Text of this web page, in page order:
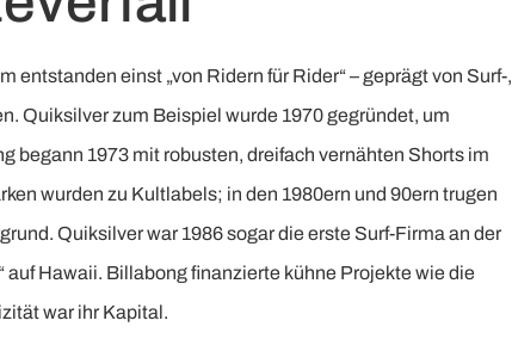
einst „von Ridern für Rider“ – geprägt von Surf-,
Quiksilver zum Beispiel wurde 1970 gegründet, um
begann 1973 mit robusten, dreifach vernähten Shorts im
wurden zu Kultlabels; in den 1980ern und 90ern trugen
Quiksilver war 1986 sogar die erste Surf-Firma an der
Hawaii. Billabong finanzierte kühne Projekte wie die
war ihr Kapital.